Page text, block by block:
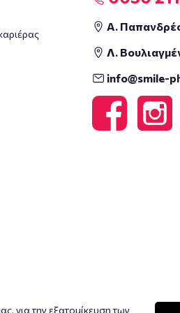
για την εξατομίκευση των
Α.
Λ.
info@smile-